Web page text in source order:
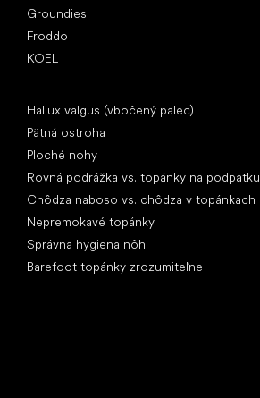
Groundies
Froddo
KOEL
Hallux valgus (vbočený palec)
Pätná ostroha
Ploché nohy
Rovná podrážka vs. topánky na podpätku
Chôdza naboso vs. chôdza v topánkach
Nepremokavé topánky
Správna hygiena nôh
Barefoot topánky zrozumiteľne